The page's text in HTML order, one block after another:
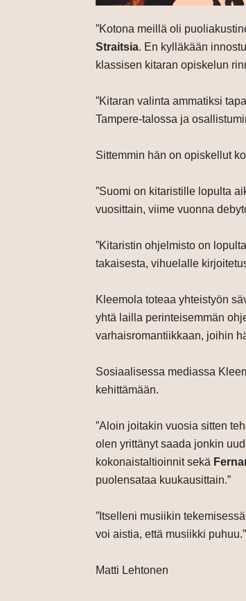
”Kotona meillä oli
Straitsia. En kylläkään
klassisen kitaran opiskelun
”Kitaran valinta ammatiksi
Tampere-talossa ja
Sittemmin hän on opiskellut
”Suomi on kitaristille lopulta
vuosittain, viime vuonna
”Kitaristin ohjelmisto on
takaisesta, vihuelalle
Kleemola toteaa yhteistyön
yhtä lailla perinteisemmän
varhaisromantiikkaan, joihin
Sosiaalisessa mediassa
kehittämään.
”Aloin joitakin vuosia sitten
olen yrittänyt saada jonkin
kokonaistaltioinnit sekä
puolensataa kuukausittain.”
”Itselleni musiikin
voi aistia, että musiikki puhuu.”
Matti Lehtonen